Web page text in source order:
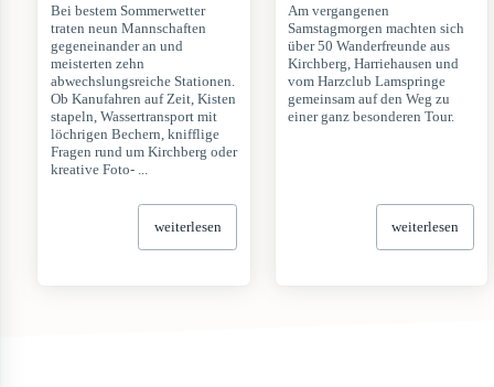
Bei bestem Sommerwetter
traten neun Mannschaften
gegeneinander an und
meisterten zehn
abwechslungsreiche Stationen.
Ob Kanufahren auf Zeit, Kisten
stapeln, Wassertransport mit
löchrigen Bechern, knifflige
Fragen rund um Kirchberg oder
kreative Foto- ...
weiterlesen
Am vergangenen
Samstagmorgen machten sich
über 50 Wanderfreunde aus
Kirchberg, Harriehausen und
vom Harzclub Lamspringe
gemeinsam auf den Weg zu
einer ganz besonderen Tour.
weiterlesen